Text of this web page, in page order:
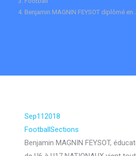
Benjamin MAGNIN FEYSOT diplômé
Sep112018
FootballSections
Benjamin MAGNIN FEYSOT,